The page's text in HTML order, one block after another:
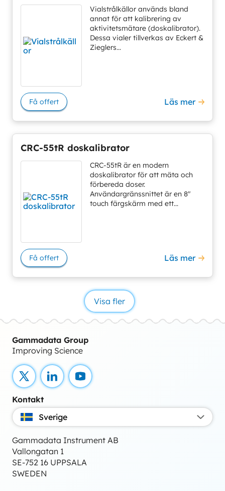
Vialstrålkällor används bland
annat för att kalibrering av
aktivitetsmätare (doskalibrator).
Dessa vialer tillverkas av Eckert &
Zieglers...
Få offert Läs mer
CRC-55tR doskalibrator
CRC-55tR är en modern
doskalibrator för att mäta och
förbereda doser.
Användargränssnittet är en 8″
touch färgskärm med ett...
Få offert Läs mer
Visa fler
Gammadata Group
Improving Science
X LinkedInYouTube
Kontakt
Sverige
Gammadata Instrument AB
Vallongatan 1
SE-752 16 UPPSALA
SWEDEN